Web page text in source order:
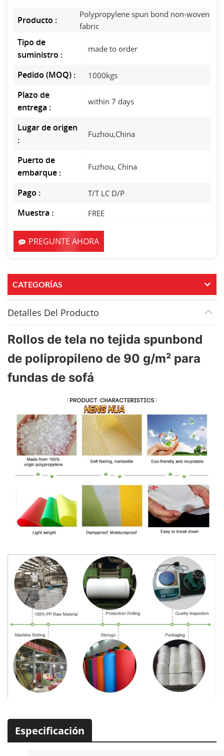
Producto :
Polypropylene spun bond non-woven
fabric
Tipo de
suministro :
made to order
Pedido (MOQ) : 1000kgs
Plazo de
entrega :
within 7 days
Lugar de origen
:
Fuzhou,China
Puerto de
embarque :
Fuzhou, China
Pago : T/T LC D/P
Muestra : FREE
PREGUNTE AHORA
CATEGORÍAS
Detalles Del Producto
Rollos de tela no tejida spunbond
de polipropileno de 90 g/m² para
fundas de sofá
Especificación